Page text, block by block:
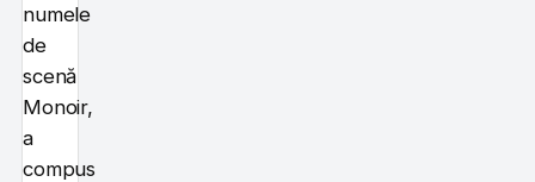
numele
de
scenă
Monoir,
a
compus